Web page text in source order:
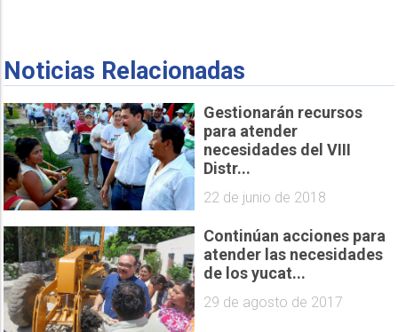
Noticias Relacionadas
Gestionarán recursos
para atender
necesidades del VIII
Distr...
22 de junio de 2018
Continúan acciones para
atender las necesidades
de los yucat...
29 de agosto de 2017